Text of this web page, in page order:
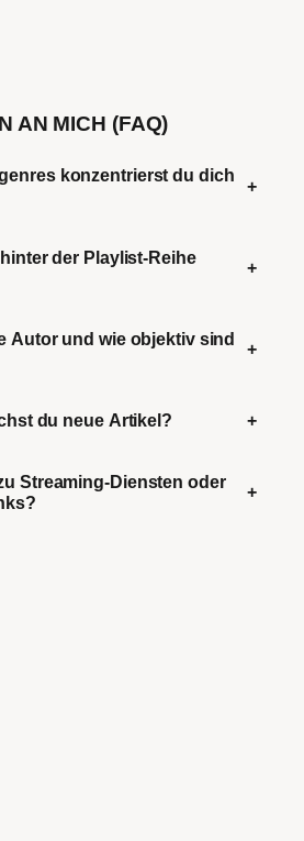
AN MICH (FAQ)
konzentrierst du dich
+
der Playlist-Reihe
+
Autor und wie objektiv sind
+
du neue Artikel? +
Streaming-Diensten oder
+